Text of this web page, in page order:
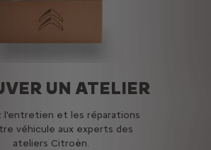
UN ATELIER
l'entretien et les réparations
véhicule aux experts des
ateliers Citroën.